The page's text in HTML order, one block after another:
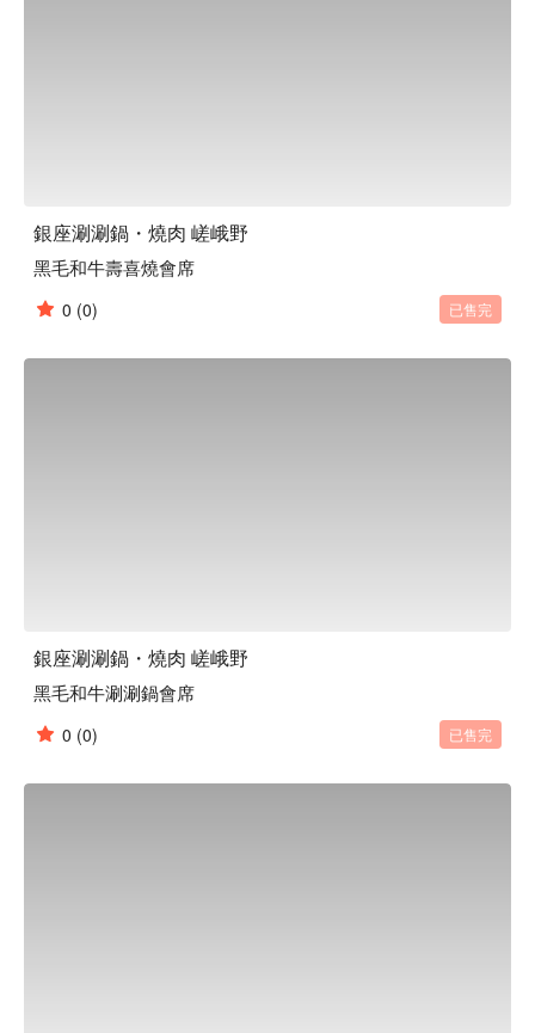
銀座涮涮鍋・燒肉 嵯峨野
黑毛和牛壽喜燒會席
0 (0) 已售完
銀座涮涮鍋・燒肉 嵯峨野
黑毛和牛涮涮鍋會席
0 (0) 已售完